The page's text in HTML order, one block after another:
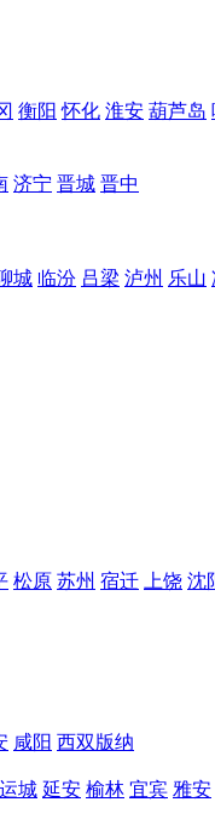
衡阳 怀化 淮安 葫芦岛
济宁 晋城 晋中
城 临汾 吕梁 泸州 乐山
松原 苏州 宿迁 上饶 沈
咸阳 西双版纳
运城 延安 榆林 宜宾 雅安